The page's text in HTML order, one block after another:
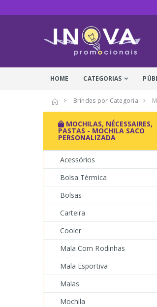
HOME CATEGORIAS
Brindes por Categoria
MOCHILAS, NÉCESSAIRES,
PASTAS - MOCHILA SACO
PERSONALIZADA
Acessórios
Bolsa Térmica
Bolsas
Carteira
Cooler
Mala Com Rodinhas
Mala Esportiva
Malas
Mochila